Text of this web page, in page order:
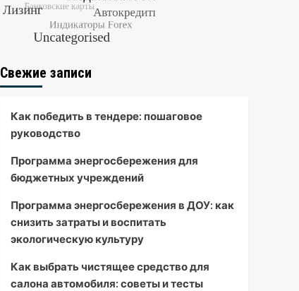
Свежие записи
Как победить в тендере: пошаговое
руководство
Программа энергосбережения для
бюджетных учреждений
Программа энергосбережения в ДОУ: как
снизить затраты и воспитать
экологическую культуру
Как выбрать чистящее средство для
салона автомобиля: советы и тесты